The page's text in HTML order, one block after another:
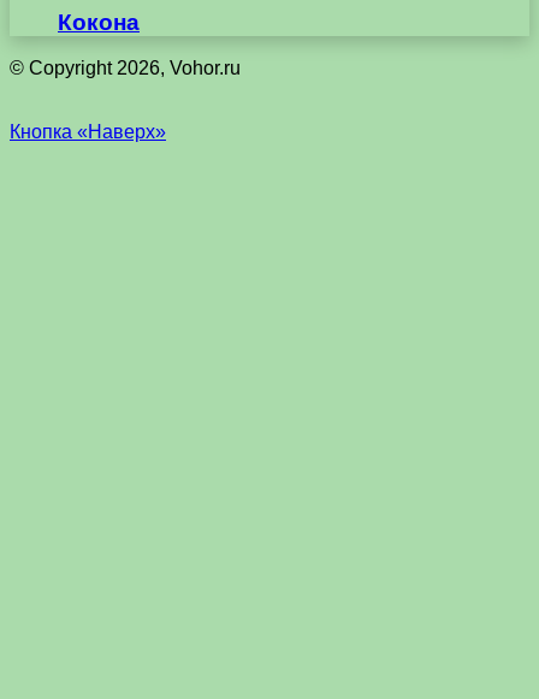
Кокона
© Copyright 2026, Vohor.ru
Кнопка «Наверх»